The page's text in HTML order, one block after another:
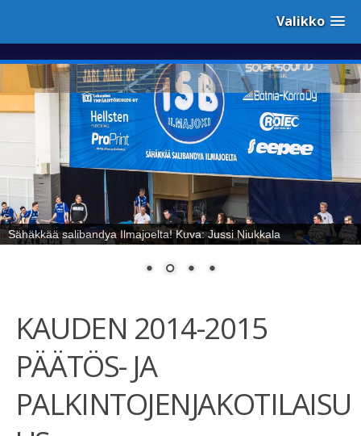
Valikko
Sähäkkää salibandya Ilmajoelta! Kuva: Jussi Niukkala
KAUDEN 2014-2015
PÄÄTÖS- JA
PALKINTOJENJAKOTILAISU